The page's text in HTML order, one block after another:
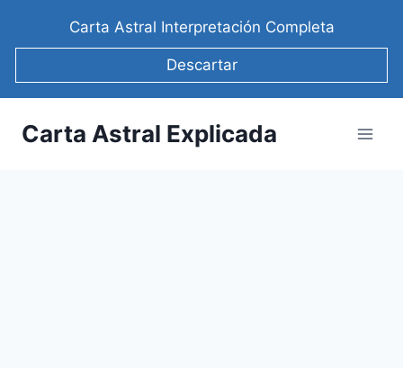
Carta Astral Interpretación Completa
Descartar
Carta Astral Explicada